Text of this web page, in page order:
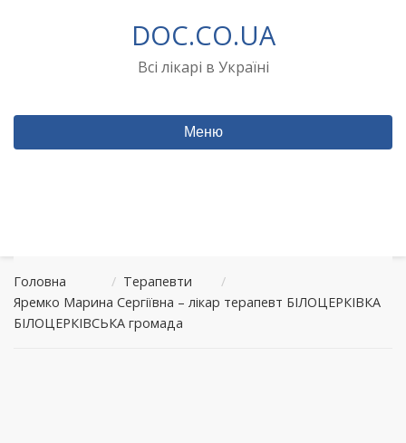
DOC.CO.UA
Всі лікарі в Україні
Меню
Головна / Терапевти
/
Яремко Марина Сергіївна – лікар терапевт БІЛОЦЕРКІВКА
БІЛОЦЕРКІВСЬКА громада